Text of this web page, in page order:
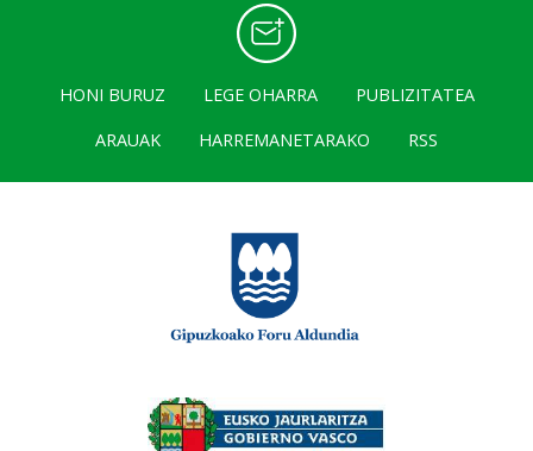
HONI BURUZ LEGE OHARRA
PUBLIZITATEA
ARAUAK
HARREMANETARAKO RSS